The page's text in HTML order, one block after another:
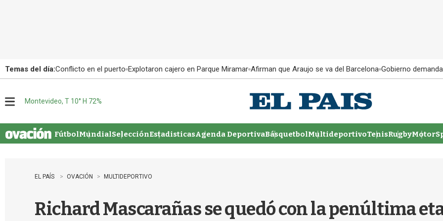
Temas del día:Conflicto en el puerto Explotaron cajero en Parque Miramar Afirman que Araujo se va del Barcelona Gobierno
u
Montevideo, T 10° H 72%
FútbolMundialSelecciónEstadisticasAgenda DeportivaBásquetbolMultideportivoTenisRugby
EL PAÍS OVACIÓN MULTIDEPORTIVO
Richard Mascarañas se quedó con la penúltima